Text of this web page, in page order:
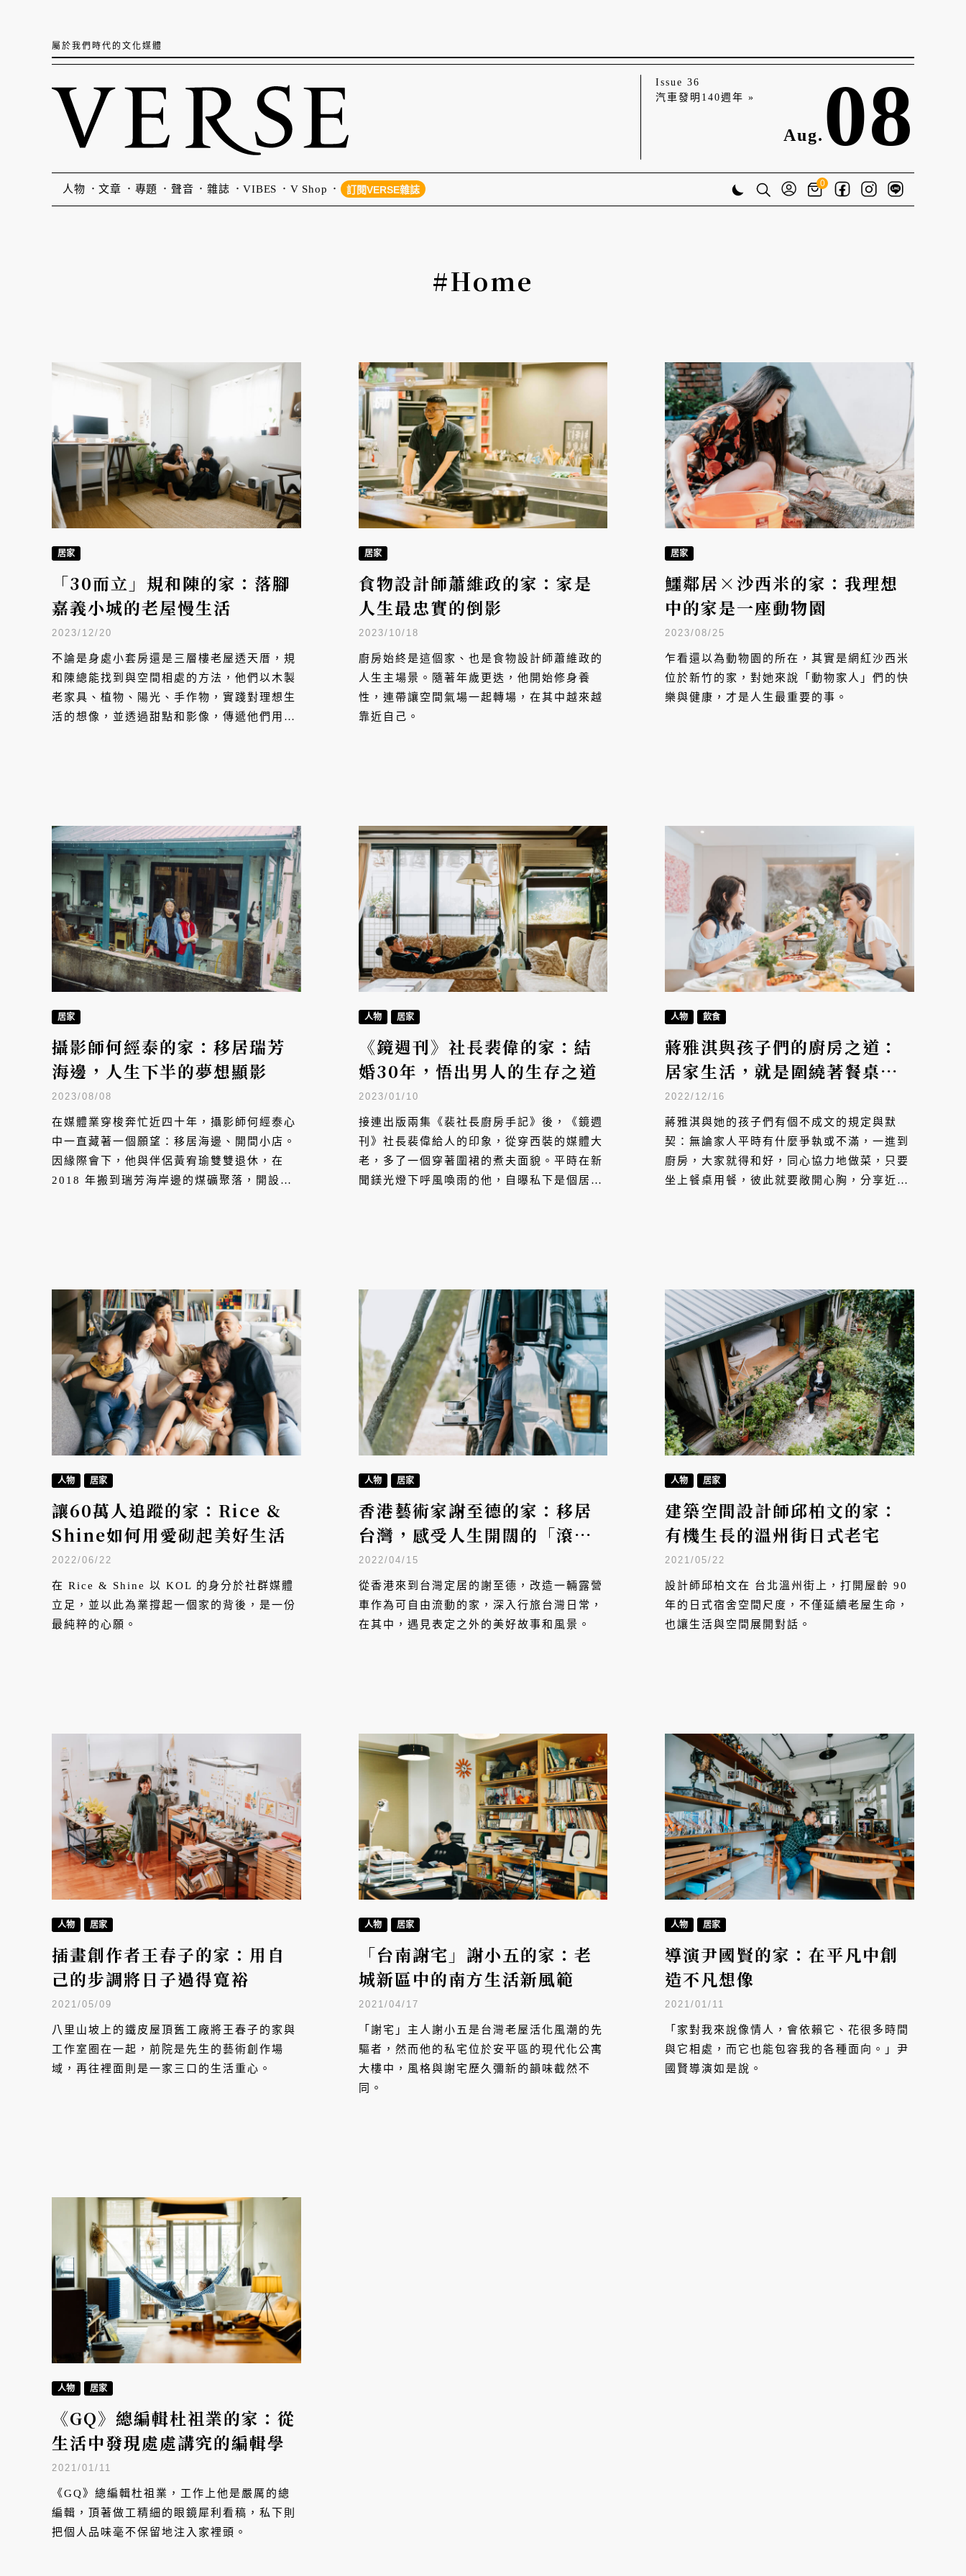
屬於我們時代的文化媒體
Issue 36
汽車發明140週年 »
Aug. 08
人物 文章 專題 聲音 雜誌 VIBES V Shop 訂閱VERSE雜誌
0
#Home
居家
「30而立」規和陳的家：落腳
嘉義小城的老屋慢生活
2023/12/20
不論是身處小套房還是三層樓老屋透天厝，規
和陳總能找到與空間相處的方法，他們以木製
老家具、植物、陽光、手作物，實踐對理想生
活的想像，並透過甜點和影像，傳遞他們用心
居家
食物設計師蕭維政的家：家是
人生最忠實的倒影
2023/10/18
廚房始終是這個家、也是食物設計師蕭維政的
人生主場景。隨著年歲更迭，他開始修身養
性，連帶讓空間氣場一起轉場，在其中越來越
靠近自己。
居家
鱷鄰居×沙西米的家：我理想
中的家是一座動物園
2023/08/25
乍看還以為動物園的所在，其實是網紅沙西米
位於新竹的家，對她來說「動物家人」們的快
樂與健康，才是人生最重要的事。
居家
攝影師何經泰的家：移居瑞芳
海邊，人生下半的夢想顯影
2023/08/08
在媒體業穿梭奔忙近四十年，攝影師何經泰心
中一直藏著一個願望：移居海邊、開間小店。
因緣際會下，他與伴侶黃宥瑜雙雙退休，在
2018 年搬到瑞芳海岸邊的煤礦聚落，開設一
人物 居家
《鏡週刊》社長裴偉的家：結
婚30年，悟出男人的生存之道
2023/01/10
接連出版兩集《裴社長廚房手記》後，《鏡週
刊》社長裴偉給人的印象，從穿西裝的媒體大
老，多了一個穿著圍裙的煮夫面貌。平時在新
聞鎂光燈下呼風喚雨的他，自曝私下是個居家
人物 飲食
蔣雅淇與孩子們的廚房之道：
居家生活，就是圍繞著餐桌的
生活
2022/12/16
蔣雅淇與她的孩子們有個不成文的規定與默
契：無論家人平時有什麼爭執或不滿，一進到
廚房，大家就得和好，同心協力地做菜，只要
坐上餐桌用餐，彼此就要敞開心胸，分享近
人物 居家
讓60萬人追蹤的家：Rice &
Shine如何用愛砌起美好生活
2022/06/22
在 Rice & Shine 以 KOL 的身分於社群媒體
立足，並以此為業撐起一個家的背後，是一份
最純粹的心願。
人物 居家
香港藝術家謝至德的家：移居
台灣，感受人生開闊的「滾動
人生」
2022/04/15
從香港來到台灣定居的謝至德，改造一輛露營
車作為可自由流動的家，深入行旅台灣日常，
在其中，遇見表定之外的美好故事和風景。
人物 居家
建築空間設計師邱柏文的家：
有機生長的溫州街日式老宅
2021/05/22
設計師邱柏文在 台北溫州街上，打開屋齡 90
年的日式宿舍空間尺度，不僅延續老屋生命，
也讓生活與空間展開對話。
人物 居家
插畫創作者王春子的家：用自
己的步調將日子過得寬裕
2021/05/09
八里山坡上的鐵皮屋頂舊工廠將王春子的家與
工作室圈在一起，前院是先生的藝術創作場
域，再往裡面則是一家三口的生活重心。
人物 居家
「台南謝宅」謝小五的家：老
城新區中的南方生活新風範
2021/04/17
「謝宅」主人謝小五是台灣老屋活化風潮的先
驅者，然而他的私宅位於安平區的現代化公寓
大樓中，風格與謝宅歷久彌新的韻味截然不
同。
人物 居家
導演尹國賢的家：在平凡中創
造不凡想像
2021/01/11
「家對我來說像情人，會依賴它、花很多時間
與它相處，而它也能包容我的各種面向。」尹
國賢導演如是說。
人物 居家
《GQ》總編輯杜祖業的家：從
生活中發現處處講究的編輯學
2021/01/11
《GQ》總編輯杜祖業，工作上他是嚴厲的總
編輯，頂著做工精細的眼鏡犀利看稿，私下則
把個人品味毫不保留地注入家裡頭。